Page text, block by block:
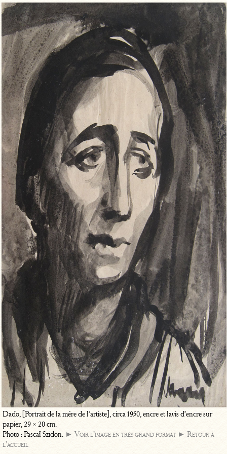
Dado, [Portrait de la mère de l’artiste], circa 1950, encre et lavis d’encre sur
papier, 29 × 20 cm.
Photo : Pascal Szidon. ► Voir l’image en très grand format ► Retour à
l’accueil